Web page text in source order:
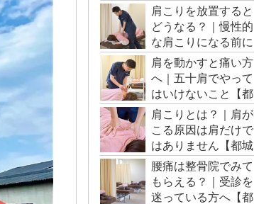
肩こりを放置すると
どうなる？｜慢性的
な肩こりになる前に
【都城市・三股町】
肩を動かすと痛い方
へ｜五十肩でやって
はいけないこと【都
城市・三股町】
肩こりとは？｜肩が
こる原因は肩だけで
はありません【都城
市・三股町】
腰痛は整骨院でみて
もらえる？｜受診を
迷っている方へ【都